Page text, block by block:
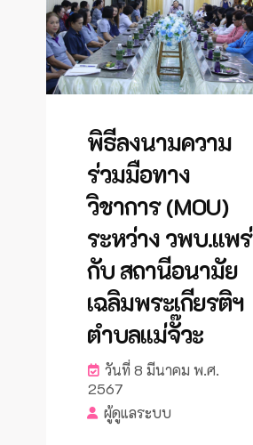
พิธีลงนามความ
ร่วมมือทาง
วิชาการ (MOU)
ระหว่าง วพบ.แพร่
กับ สถานีอนามัย
เฉลิมพระเกียรติฯ
ตำบลแม่จั๊วะ
วันที่ 8 มีนาคม พ.ศ.
2567
ผู้ดูแลระบบ